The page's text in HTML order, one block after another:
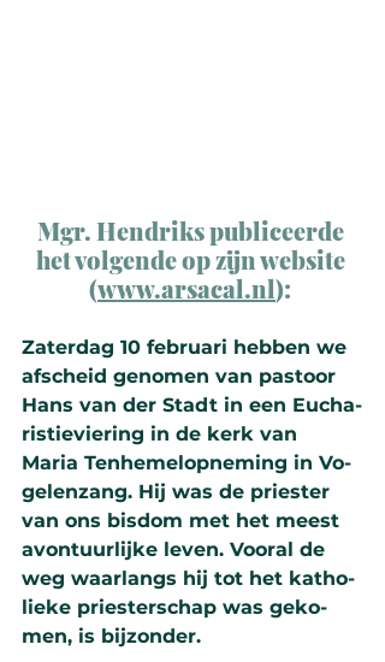
Mgr. Hendriks publiceerde
het volgende op zijn website
(www.arsacal.nl):
Zater­dag 10 februari hebben we
afscheid geno­men van pastoor
Hans van der Stadt in een Eucha­
ris­tie­vie­ring in de kerk van
Maria Ten­hemel­op­ne­ming in Vo­
ge­len­zang. Hij was de pries­ter
van ons bisdom met het meest
avon­tuur­lijke leven. Vooral de
weg waarlangs hij tot het katho­
lie­ke pries­ter­schap was geko­
men, is bij­zon­der.